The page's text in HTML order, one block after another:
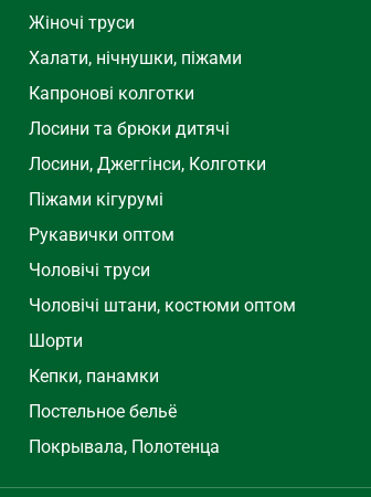
Жіночі труси
Халати, нічнушки, піжами
Капронові колготки
Лосини та брюки дитячі
Лосини, Джеггінси, Колготки
Піжами кігурумі
Рукавички оптом
Чоловічі труси
Чоловічі штани, костюми оптом
Шорти
Кепки, панамки
Постельное бельё
Покрывала, Полотенца